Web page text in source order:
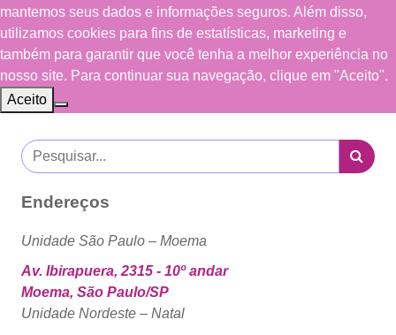
mantemos seus dados e informações seguros. Além disso,
utilizamos cookies para fins de estatísticas, marketing e
também para garantir que você tenha a melhor experiência no
nosso site. Para continuar sua navegação, clique em "Aceito".
Aceito
Endereços
Unidade São Paulo – Moema
Av. Ibirapuera, 2315 - 10º andar
Moema, São Paulo/SP
Unidade Nordeste – Natal